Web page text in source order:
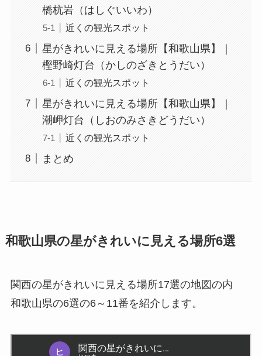
橋杭岩（はしぐいいわ）
近くの観光スポット
星がきれいに見える場所【和歌山県】｜
樫野崎灯台（かしのざきとうだい）
近くの観光スポット
星がきれいに見える場所【和歌山県】｜
潮岬灯台（しおのみさきどうだい）
近くの観光スポット
まとめ
和歌山県の星がきれいに見える場所6選
関西の星がきれいに見える場所17選の地図の内
和歌山県の6選の6～11番を紹介します。